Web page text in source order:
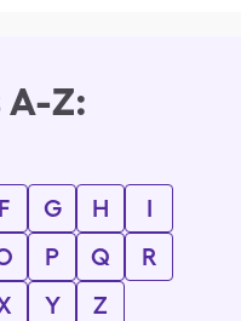
Z:
F G H
I
P Q
R
Y Z